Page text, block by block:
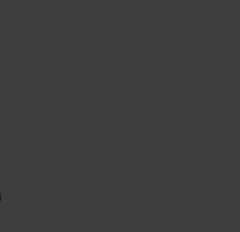
dostawy.
przedsiębiorcy):
za prawidłową realizację umów
za dostarczenie towarów zgodnych z